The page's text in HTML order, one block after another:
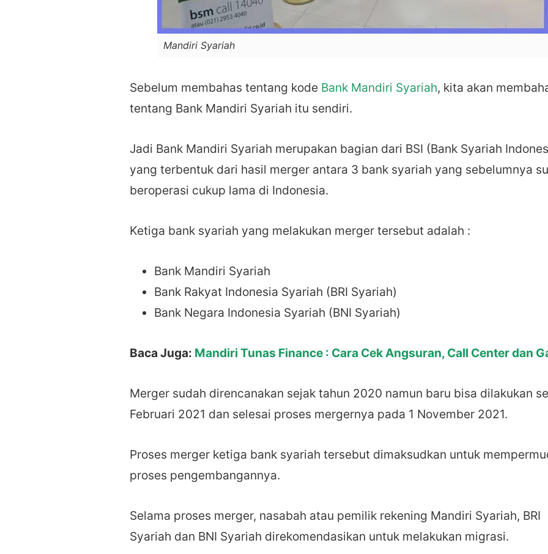
Mandiri Syariah
Sebelum membahas tentang kode Bank Mandiri Syariah, kita akan
tentang Bank Mandiri Syariah itu sendiri.
Jadi Bank Mandiri Syariah merupakan bagian dari BSI (Bank Syariah
yang terbentuk dari hasil merger antara 3 bank syariah yang sebelumnya
beroperasi cukup lama di Indonesia.
Ketiga bank syariah yang melakukan merger tersebut adalah :
Bank Mandiri Syariah
Bank Rakyat Indonesia Syariah (BRI Syariah)
Bank Negara Indonesia Syariah (BNI Syariah)
Baca Juga: Mandiri Tunas Finance : Cara Cek Angsuran, Call Center dan
Merger sudah direncanakan sejak tahun 2020 namun baru bisa dilakukan
Februari 2021 dan selesai proses mergernya pada 1 November 2021.
Proses merger ketiga bank syariah tersebut dimaksudkan untuk
proses pengembangannya.
Selama proses merger, nasabah atau pemilik rekening Mandiri Syariah, BRI
Syariah dan BNI Syariah direkomendasikan untuk melakukan migrasi.